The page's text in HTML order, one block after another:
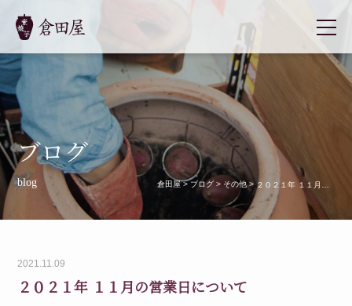
ブログ
blog 倉田屋>ブログ> その他>
2021.11.09
２０２１年 １１月の営業日について